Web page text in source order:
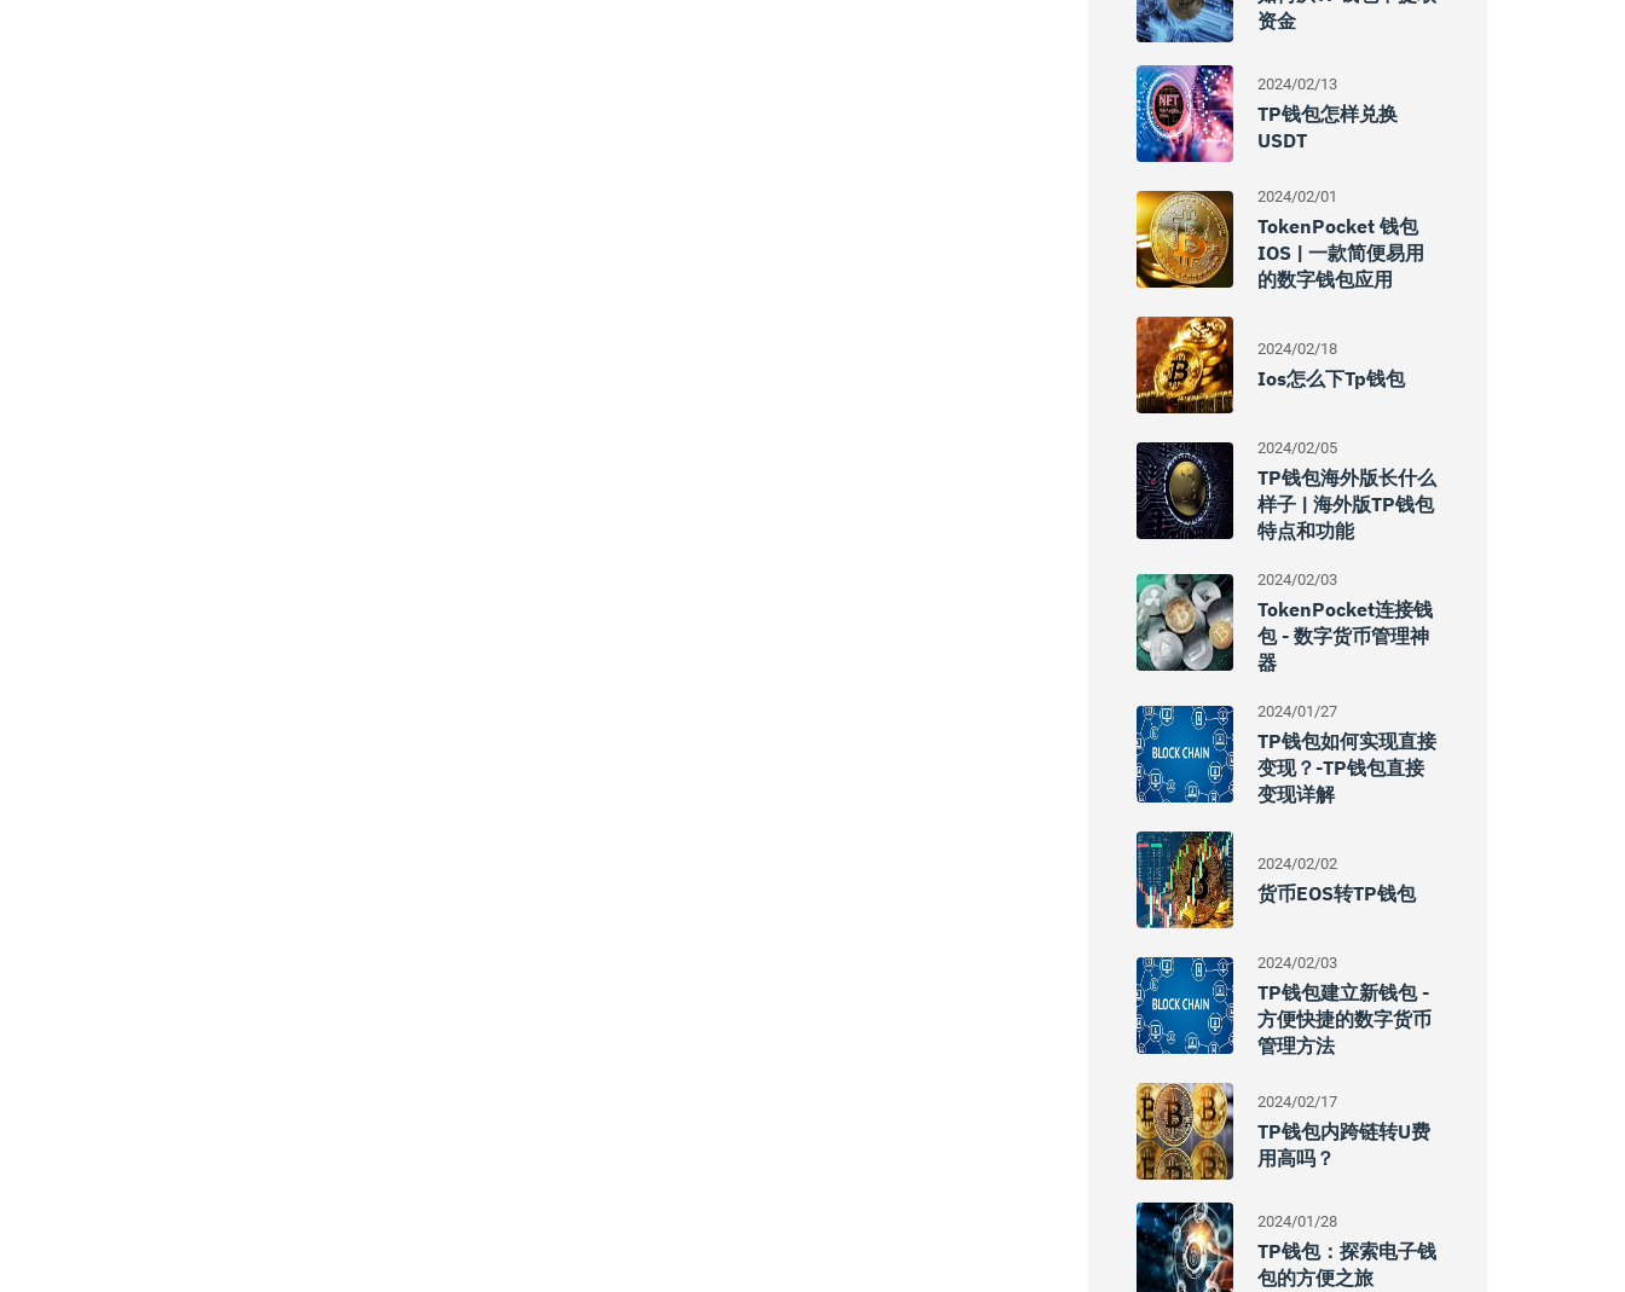
资金
2024/02/13
TP钱包怎样兑换
USDT
2024/02/01
TokenPocket 钱包
IOS | 一款简便易用
的数字钱包应用
2024/02/18
Ios怎么下tp钱包
2024/02/05
TP钱包海外版长什么
样子 | 海外版TP钱包
特点和功能
2024/02/03
TokenPocket连接钱
包 - 数字货币管理神
器
2024/01/27
TP钱包如何实现直接
变现？-TP钱包直接
变现详解
2024/02/02
货币EOS转TP钱包
2024/02/03
TP钱包建立新钱包 -
方便快捷的数字货币
管理方法
2024/02/17
TP钱包内跨链转U费
用高吗？
2024/01/28
TP钱包：探索电子钱
包的方便之旅